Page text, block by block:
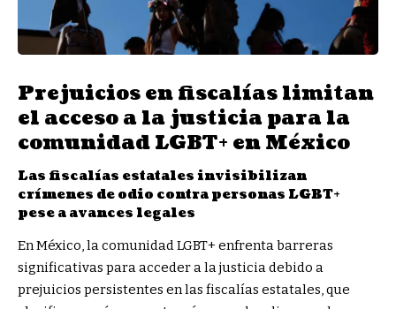
Prejuicios en fiscalías limitan
el acceso a la justicia para la
comunidad LGBT+ en México
Las fiscalías estatales invisibilizan
crímenes de odio contra personas LGBT+
pese a avances legales
En México, la comunidad LGBT+ enfrenta barreras
significativas para acceder a la justicia debido a
prejuicios persistentes en las fiscalías estatales, que